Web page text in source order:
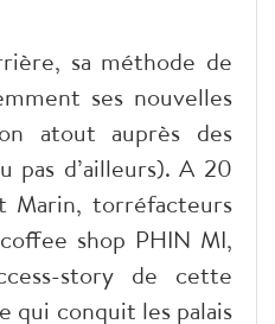
sa méthode de
ses nouvelles
atout auprès des
pas d’ailleurs). A 20
Marin, torréfacteurs
shop PHIN MI,
story de cette
qui conquit les palais